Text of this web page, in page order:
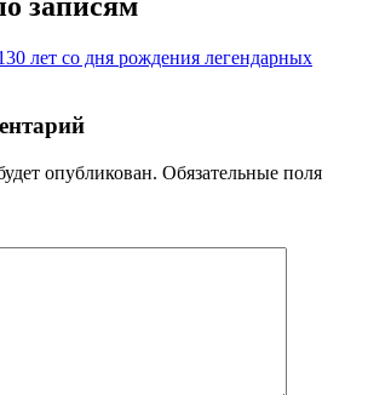
лет со дня рождения легендарных
опубликован. Обязательные поля